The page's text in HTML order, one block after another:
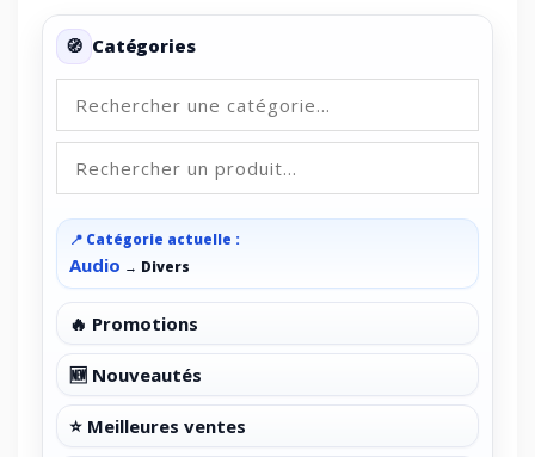
Catégories
📍 Catégorie actuelle :
Audio → Divers
🔥 Promotions
🆕 Nouveautés
⭐ Meilleures ventes